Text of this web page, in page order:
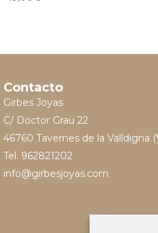
Contacto
Girbes Joyas
C/ Doctor Grau 22
46760 Tavernes de la Valldigna
Tel. 962821202
info@girbesjoyas.com